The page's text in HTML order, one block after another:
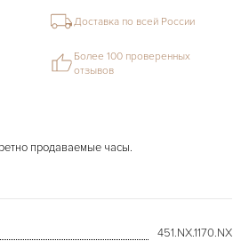
продаваемые часы.
451.NX.1170.NX
Доставка по всей России
Более 100 проверенных
отзывов